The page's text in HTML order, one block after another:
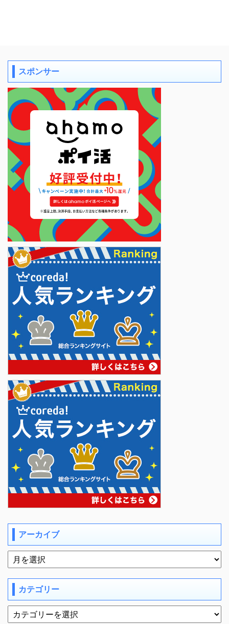
スポンサー
アーカイブ
カテゴリー